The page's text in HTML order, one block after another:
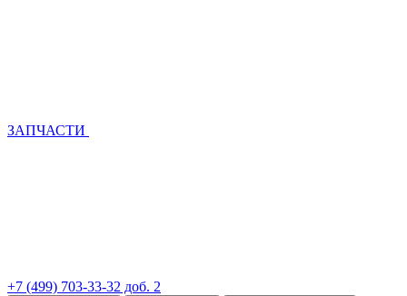
ЗАПЧАСТИ
+7 (499) 703-33-32 доб. 2